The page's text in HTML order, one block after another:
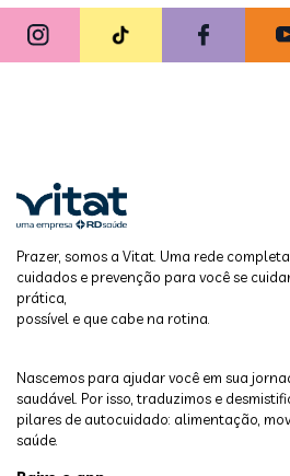
Prazer, somos a Vitat. Uma rede
cuidados e prevenção para você se
prática,
possível e que cabe na rotina.
Nascemos para ajudar você em sua
saudável. Por isso, traduzimos e
pilares de autocuidado: alimentação,
saúde.